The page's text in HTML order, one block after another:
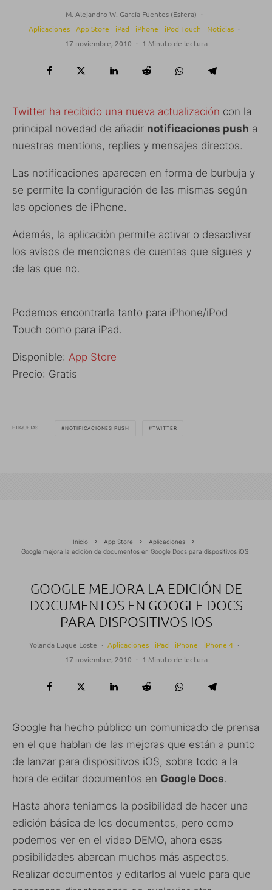
M. Alejandro W. García Fuentes (Esfera) ·
Aplicaciones
App Store iPad iPhone iPod Touch Noticias ·
17 noviembre, 2010 · 1 Minuto de lectura
Twitter ha recibido una nueva actualización con la
principal novedad de añadir notificaciones push a
nuestras mentions, replies y mensajes directos.
Las notificaciones aparecen en forma de burbuja y
se permite la configuración de las mismas según
las opciones de iPhone.
Además, la aplicación permite activar o desactivar
los avisos de menciones de cuentas que sigues y
de las que no.
Podemos encontrarla tanto para iPhone/iPod
Touch como para iPad.
Disponible: App Store
Precio: Gratis
ETIQUETAS NOTIFICACIONES PUSH TWITTER
Inicio App Store
Aplicaciones
Google mejora la edición de documentos en Google Docs para dispositivos iOS
GOOGLE MEJORA LA EDICIÓN DE
DOCUMENTOS EN GOOGLE DOCS
PARA DISPOSITIVOS IOS
Yolanda Luque Loste · Aplicaciones iPad iPhone iPhone 4 ·
17 noviembre, 2010 · 1 Minuto de lectura
Google ha hecho público un comunicado de prensa
en el que hablan de las mejoras que están a punto
de lanzar para dispositivos iOS, sobre todo a la
hora de editar documentos en Google Docs.
Hasta ahora teniamos la posibilidad de hacer una
edición básica de los documentos, pero como
podemos ver en el video DEMO, ahora esas
posibilidades abarcan muchos más aspectos.
Realizar documentos y editarlos al vuelo para que